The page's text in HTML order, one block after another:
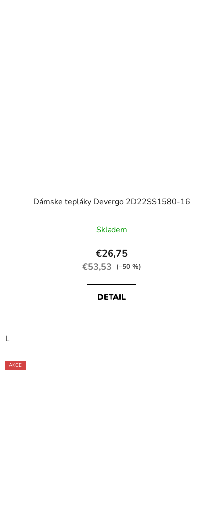
Dámske tepláky Devergo 2D22SS1580-16
Skladem
€26,75
€53,53 (–50 %)
DETAIL
L
AKCE